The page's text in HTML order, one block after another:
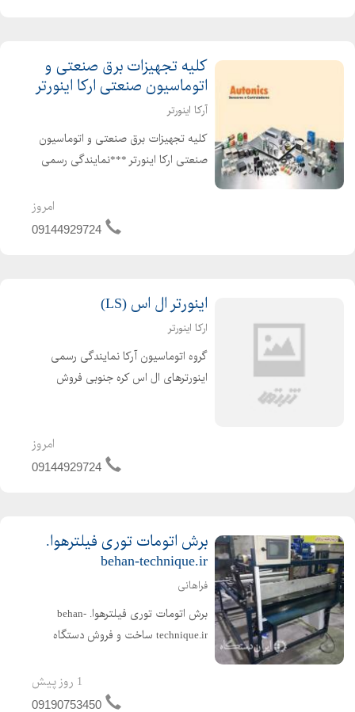
کلیه تجهیزات برق صنعتی و
اتوماسیون صنعتی ارکا اینورتر
آرکا اینورتر
کلیه تجهیزات برق صنعتی و اتوماسیون
صنعتی ارکا اینورتر ***نمایندگی رسمی
جنوبی هایتک تایوان لودسل های سوها
ساخت کره جنوبی کلیه محصولات
امروز
09144929724
اینورتر ال اس (LS)
ارکا اینورتر
گروه اتوماسیون آرکا نمایندگی رسمی
اینورترهای ال اس کره جنوبی فروش
مدل های ذیل ارائه می شوند و کاربردهای
امروز
09144929724
برش اتومات توری فیلترهوا.
behan-technique.ir
فراهانی
برش اتومات توری فیلترهوا. behan-
technique.ir ساخت و فروش دستگاه
تولید کنندگان فیلترهوا سبک وسنگین ،
گروه صنعتی بهان تکنیک ،دستگاه برش
1 روز پیش
09190753450